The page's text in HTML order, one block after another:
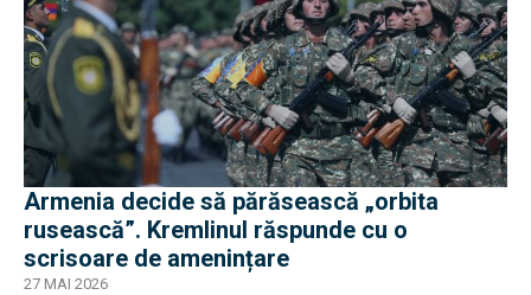
Armenia decide să părăsească „orbita
rusească”. Kremlinul răspunde cu o
scrisoare de amenințare
27 MAI 2026